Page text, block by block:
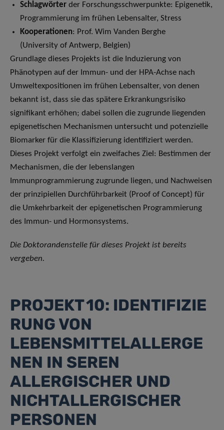
Schlagwörter der Forschungsschwerpunkte: Epigenetik,
Programmierung im frühen Lebensalter, Stress
Kooperationen: Prof. Wim Vanden Berghe
(University of Antwerp, Belgien)
Grundlage dieses Projekts ist die Induzierung von
Phänotypen auf der Immun- und der HPA-Achse nach
Umweltexpositionen im frühen Lebensalter, von denen
bekannt ist, dass sie das spätere Erkrankungsrisiko
signifikant erhöhen; dabei sollen die zugrunde liegenden
epigenetischen Mechanismen untersucht und potenzielle
Biomarker für die Klassifizierung identifiziert werden.
Dieses Projekt verfolgt ein zweifaches Ziel: Bestimmen der
Mechanismen, die der lebenslangen
Immunprogrammierung zugrunde liegen, und Nachweisen
der prinzipiellen Durchführbarkeit (Proof of Concept) für
die Umkehrbarkeit der epigenetischen Programmierung
des Immun- und Hormonsystems.
Die Doktorandenstelle für dieses Projekt ist bereits
vergeben.
PROJEKT 10: IDENTIFIZIE
RUNG VON
LEBENSMITTELALLERGE
NEN IN SEREN
ALLERGISCHER UND
NICHTALLERGISCHER
PERSONEN